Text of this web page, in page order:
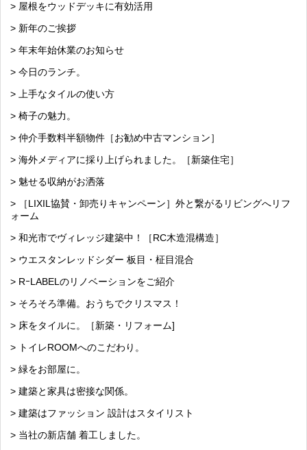
> 屋根をウッドデッキに有効活用
> 新年のご挨拶
> 年末年始休業のお知らせ
> 今日のランチ。
> 上手なタイルの使い方
> 椅子の魅力。
> 仲介手数料半額物件［お勧め中古マンション］
> 海外メディアに採り上げられました。［新築住宅］
> 魅せる収納がお洒落
> ［LIXIL協賛・卸売りキャンペーン］外と繋がるリビングへリフ
ォーム
> 和光市でヴィレッジ建築中！［RC木造混構造］
> ウエスタンレッドシダー 板目・柾目混合
> RｰLABELのリノベーションをご紹介
> そろそろ準備。おうちでクリスマス！
> 床をタイルに。［新築・リフォーム]
> トイレROOMへのこだわり。
> 緑をお部屋に。
> 建築と家具は密接な関係。
> 建築はファッション 設計はスタイリスト
> 当社の新店舗 着工しました。